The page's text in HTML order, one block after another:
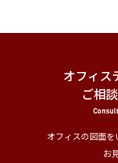
オフィス
ご相
オフィスの図面を
お